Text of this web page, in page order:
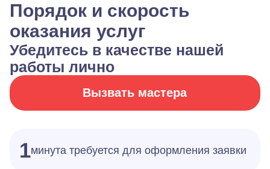
Порядок и скорость
оказания услуг
Убедитесь в качестве нашей
работы лично
Вызвать мастера
1минута требуется для оформления заявки